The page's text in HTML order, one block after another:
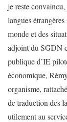
je reste
langues
monde et des
adjoint du SGDN
publique d’IE
économique,
organisme,
de traduction des
utilement au